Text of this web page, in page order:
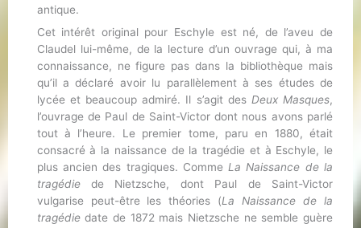
antique.
Cet intérêt original pour Eschyle est né, de l’aveu de
Claudel lui-même, de la lecture d’un ouvrage qui, à ma
connaissance, ne figure pas dans la bibliothèque mais
qu’il a déclaré avoir lu parallèlement à ses études de
lycée et beaucoup admiré. Il s’agit des Deux Masques,
l’ouvrage de Paul de Saint-Victor dont nous avons parlé
tout à l’heure. Le premier tome, paru en 1880, était
consacré à la naissance de la tragédie et à Eschyle, le
plus ancien des tragiques. Comme La Naissance de la
tragédiede Nietzsche, dont Paul de Saint-Victor
vulgarise peut-être les théories (La Naissance de la
tragédiedate de 1872 mais Nietzsche ne semble guère